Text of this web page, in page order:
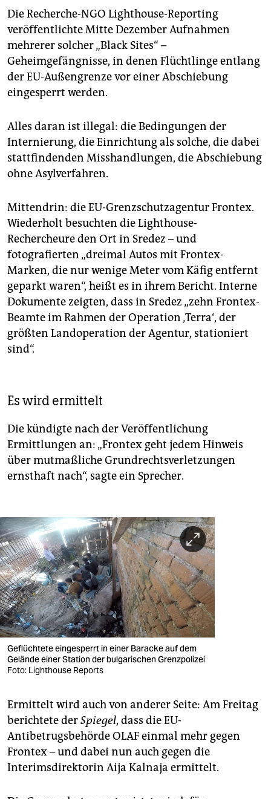
Die Recherche-NGO Lighthouse-Reporting
veröffentlichte Mitte Dezember Aufnahmen
mehrerer solcher „Black Sites“ –
Geheimgefängnisse, in denen Flüchtlinge entlang
der EU-Außengrenze vor einer Abschiebung
eingesperrt werden.
Alles daran ist illegal: die Bedingungen der
Internierung, die Einrichtung als solche, die dabei
stattfindenden Misshandlungen, die Abschiebung
ohne Asylverfahren.
Mittendrin: die EU-Grenzschutzagentur Frontex.
Wiederholt besuchten die Lighthouse-
Rechercheure den Ort in Sredez – und
fotografierten „dreimal Autos mit Frontex-
Marken, die nur wenige Meter vom Käfig entfernt
geparkt waren“, heißt es in ihrem Bericht. Interne
Dokumente zeigten, dass in Sredez „zehn Frontex-
Beamte im Rahmen der Operation ‚Terra‘, der
größten Landoperation der Agentur, stationiert
sind“.
Es wird ermittelt
Die kündigte nach der Veröffentlichung
Ermittlungen an: „Frontex geht jedem Hinweis
über mutmaßliche Grundrechtsverletzungen
ernsthaft nach“, sagte ein Sprecher.
Geflüchtete eingesperrt in einer Baracke auf dem
Gelände einer Station der bulgarischen Grenzpolizei
Foto: Lighthouse Reports
Ermittelt wird auch von anderer Seite: Am Freitag
berichtete derSpiegel, dass die EU-
Antibetrugsbehörde OLAF einmal mehr gegen
Frontex – und dabei nun auch gegen die
Interimsdirektorin Aija Kalnaja ermittelt.